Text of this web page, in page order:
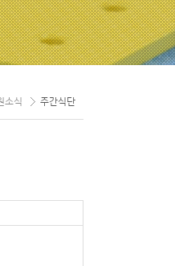
소식 주간식단